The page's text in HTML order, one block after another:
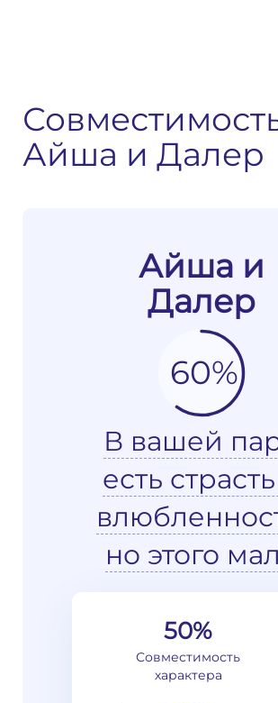
Айша и Далер
Айша и
Далер
60%
В вашей
есть
но этого
50%
Совместимость
характера